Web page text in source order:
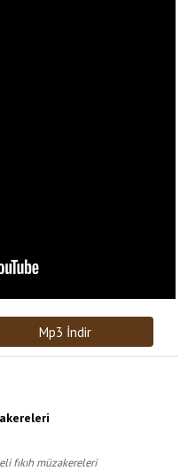
Mp3 İndir
fıkıh müzakereleri